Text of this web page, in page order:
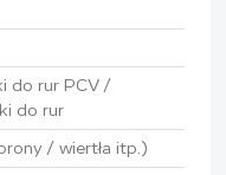
do rur PCV /
do rur
/ wiertła itp.)